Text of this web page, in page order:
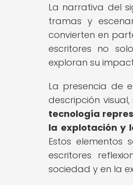
La narrativa del
tramas y
convierten en
escritores no
exploran su
La presencia de
descripción
tecnología
la explotación y
Estos elementos
escritores
sociedad y en la